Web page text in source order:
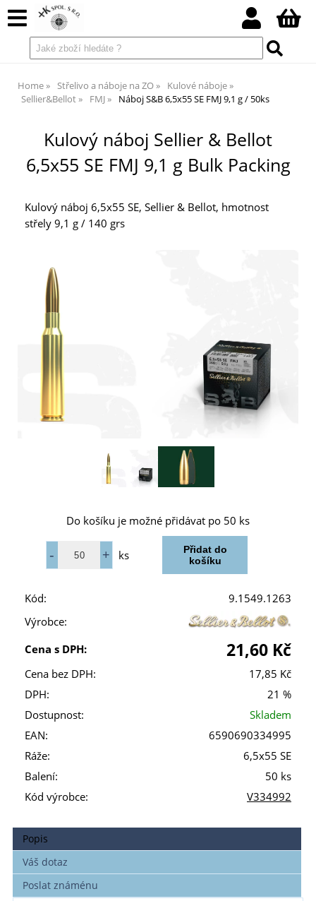
Home Střelivo a náboje na ZO
Kulové náboje
Sellier&Bellot
FMJ Náboj S&B 6,5x55 SE FMJ 9,1 g / 50ks
Kulový náboj Sellier & Bellot
6,5x55 SE FMJ 9,1 g Bulk Packing
Kulový náboj 6,5x55 SE, Sellier & Bellot, hmotnost
střely 9,1 g / 140 grs
Do košíku je možné přidávat po 50 ks
ks
Kód:
9.1549.1263
Výrobce:
Cena s DPH:
21,60 Kč
Cena bez DPH:
17,85 Kč
DPH:
21 %
Dostupnost:
Skladem
EAN:
6590690334995
Ráže:
6,5x55 SE
Balení:
50 ks
Kód výrobce:
V334992
Popis
Váš dotaz
Poslat známénu